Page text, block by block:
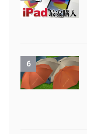
6